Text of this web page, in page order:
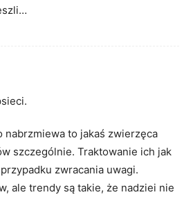
nabrzmiewa to jakaś zwierzęca
szczególnie. Traktowanie ich jak
zwracania uwagi.
ale trendy są takie, że nadziei nie